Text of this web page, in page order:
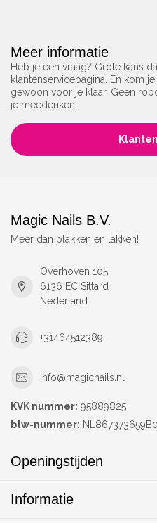
Meer informatie
Heb je een vraag? Grote kans
klantenservicepagina. En kom
gewoon voor je klaar. Geen
je meedenken.
Magic Nails B.V.
Meer dan plakken en lakken!
Overhoven 105
6136 EC Sittard
Nederland
+31464512389
info@magicnails.nl
KVK nummer: 95889825
btw-nummer:
Openingstijden
Informatie